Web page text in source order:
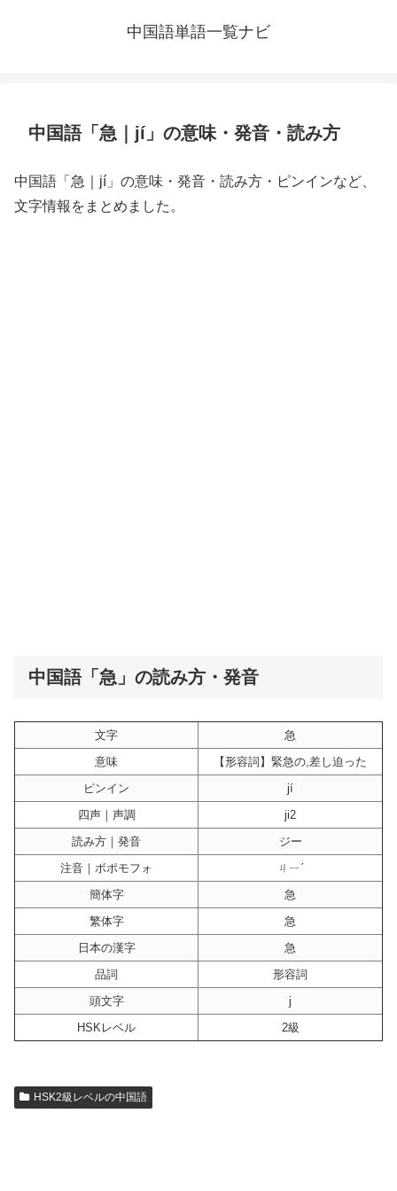
中国語単語一覧ナビ
中国語「急｜jí」の意味・発音・読み方
中国語「急｜jí」の意味・発音・読み方・ピンインなど、
文字情報をまとめました。
中国語「急」の読み方・発音
文字
急
意味
【形容詞】緊急の,差し迫った
ピンイン
jí
四声｜声調
ji2
読み方｜発音
ジー
注音｜ボポモフォ
ㄐㄧˊ
簡体字
急
繁体字
急
日本の漢字
急
品詞
形容詞
頭文字
j
HSKレベル
2級
HSK2級レベルの中国語